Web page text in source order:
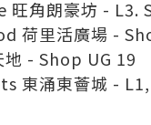
旺角朗豪坊 - L3.
荷里活廣場 -
- Shop UG 19
東涌東薈城 -